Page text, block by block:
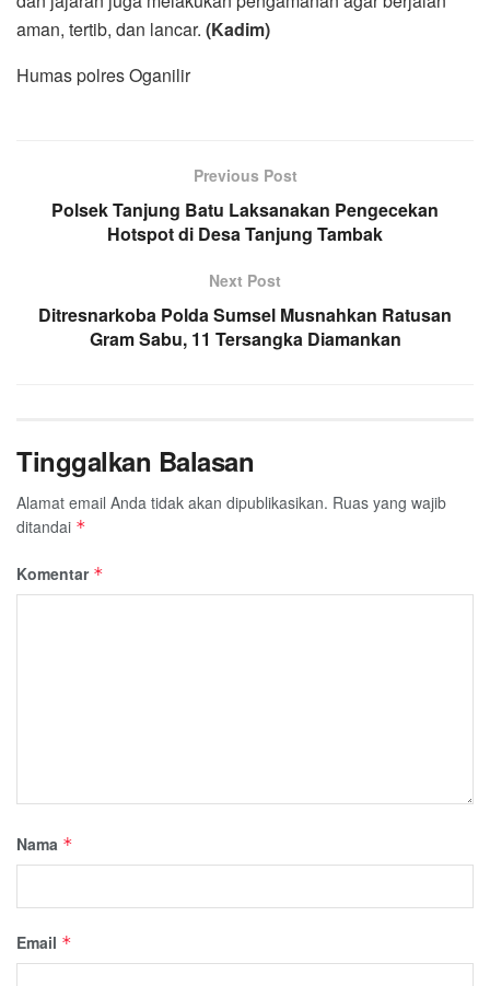
aman, tertib, dan lancar. (Kadim)
Humas polres Oganilir
Previous Post
Polsek Tanjung Batu Laksanakan Pengecekan
Hotspot di Desa Tanjung Tambak
Next Post
Ditresnarkoba Polda Sumsel Musnahkan Ratusan
Gram Sabu, 11 Tersangka Diamankan
Tinggalkan Balasan
Alamat email Anda tidak akan dipublikasikan. Ruas yang wajib
ditandai *
Komentar *
Nama *
Email *